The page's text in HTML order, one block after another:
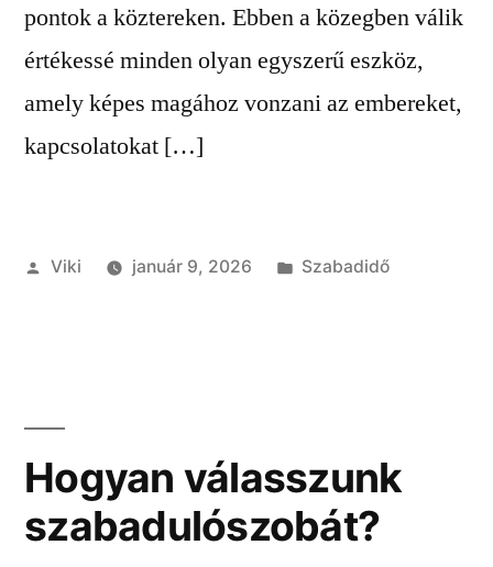
pontok a köztereken. Ebben a közegben válik
értékessé minden olyan egyszerű eszköz,
amely képes magához vonzani az embereket,
kapcsolatokat […]
Szerző:
Viki január 9, 2026 Kategória:
Szabadidő
Hogyan válasszunk
szabadulószobát?